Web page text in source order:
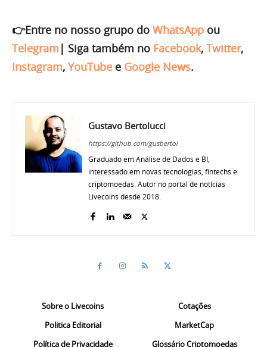
👉Entre no nosso grupo do WhatsApp ou
Telegram | Siga também no Facebook, Twitter,
Instagram, YouTube e Google News.
Gustavo Bertolucci
https://github.com/gusbertol
Graduado em Análise de Dados e BI,
interessado em novas tecnologias, fintechs e
criptomoedas. Autor no portal de notícias
Livecoins desde 2018.
Sobre o Livecoins
Politica Editorial
Política de Privacidade
Cotações
MarketCap
Glossário Criptomoedas